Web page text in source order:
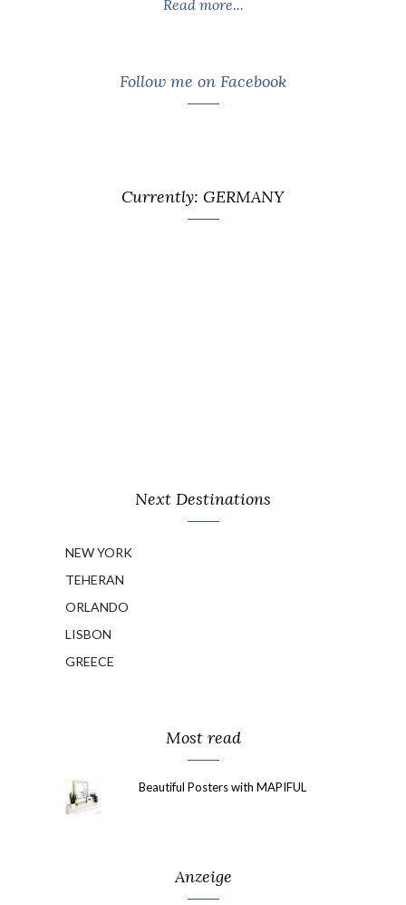
Read more...
Follow me on Facebook
Currently: GERMANY
Next Destinations
NEW YORK
TEHERAN
ORLANDO
LISBON
GREECE
Most read
Beautiful Posters with MAPIFUL
Anzeige